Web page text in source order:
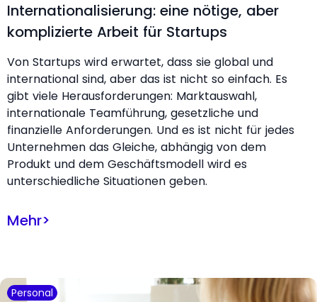
Internationalisierung: eine nötige, aber
komplizierte Arbeit für Startups
Von Startups wird erwartet, dass sie global und
international sind, aber das ist nicht so einfach. Es
gibt viele Herausforderungen: Marktauswahl,
internationale Teamführung, gesetzliche und
finanzielle Anforderungen. Und es ist nicht für jedes
Unternehmen das Gleiche, abhängig von dem
Produkt und dem Geschäftsmodell wird es
unterschiedliche Situationen geben.
Mehr>
Personal